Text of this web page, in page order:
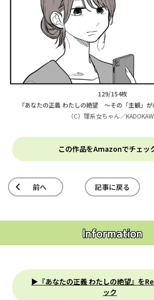
129/154枚
『あなたの正義 わたしの絶望 ～その「主観」
（C）理系女ちゃん／
この作品をAmazonでチェッ
前へ 記事に戻る
Information
▶『あなたの正義 わたしの絶望』を
ック